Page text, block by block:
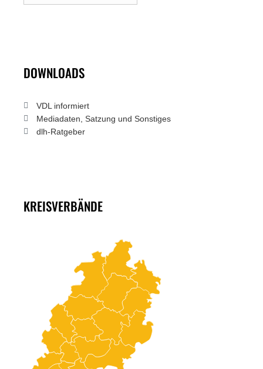
DOWNLOADS
VDL informiert
Mediadaten, Satzung und Sonstiges
dlh-Ratgeber
KREISVERBÄNDE